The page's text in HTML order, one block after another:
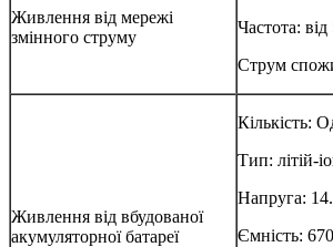
Живлення від мережі
змінного струму
Частота:
Струм
Живлення від вбудованої
акумуляторної батареї
Кількість:
Тип: літій-
Напруга:
Ємність: